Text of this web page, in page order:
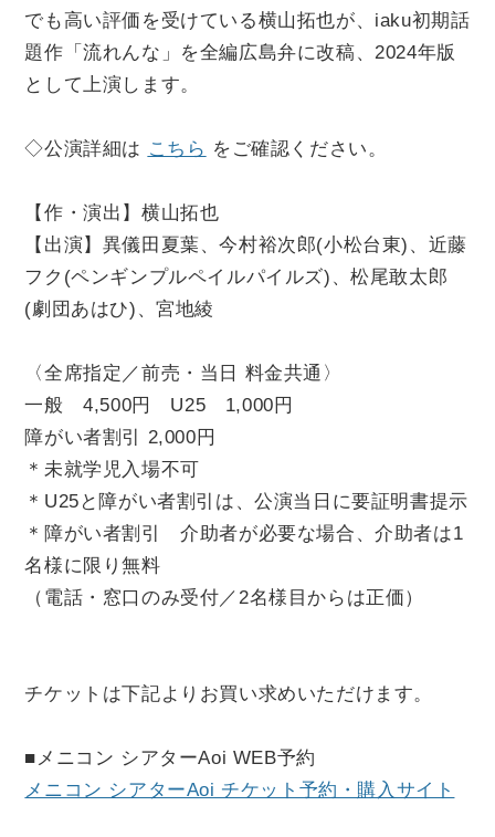
でも高い評価を受けている横山拓也が、 iaku初期話
題作「流れんな」を全編広島弁に改稿、2024年版
として上演します。
◇公演詳細は こちら をご確認ください。
【作・演出】横山拓也
【出演】異儀田夏葉、今村裕次郎(小松台東) 、近藤
フク (ペンギンプルペイルパイルズ) 、松尾敢太郎
(劇団あはひ) 、宮地綾
〈全席指定／前売・当日 料金共通〉
一般4,500円 U25 1,000 円
障がい者割引
2,000 円
＊未就学児入場不可
＊ U25 と障がい者割引は、公演当日に要証明書提示
＊障がい者割引 介助者が必要な場合、介助者は1
名様に限り無料
（電話・窓口のみ受付／2名様目からは正価）
チケットは下記よりお買い求めいただけます。
■メニコン シアターAoi WEB予約
メニコン シアターAoi チケット予約・購入サイト